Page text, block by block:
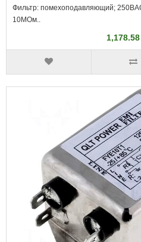
Фильтр: помехоподавляющий;
10МОм..